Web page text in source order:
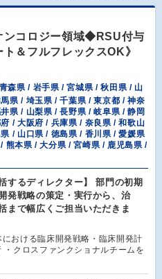
ンコロジー領域◆RSU付与
＆フルフレックスOK》
森県 / 岩手県 / 宮城県 / 秋田県 / 山
県 / 埼玉県 / 千葉県 / 東京都 / 神奈
県 / 山梨県 / 長野県 / 岐阜県 / 静岡
/ 大阪府 / 兵庫県 / 奈良県 / 和歌山
/ 山口県 / 徳島県 / 香川県 / 愛媛県
熊本県 / 大分県 / 宮崎県 / 鹿児島県 /
するディレクター】 部門の初期
発戦略の策定・実行から、治
まで幅広くご担当いただきま
おける臨床開発戦略・臨床開発計
クロスファンクショナルチームを